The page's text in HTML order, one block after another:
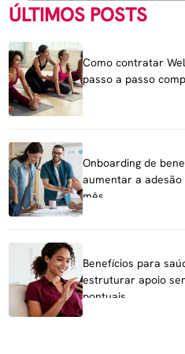
ÚLTIMOS POSTS
Como contratar
passo a passo
Onboarding de
aumentar a
mês
Benefícios para
estruturar apoio
pontuais